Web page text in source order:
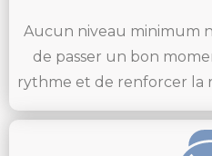
Aucun niveau minimum
de passer un bon
rythme et de renforcer la